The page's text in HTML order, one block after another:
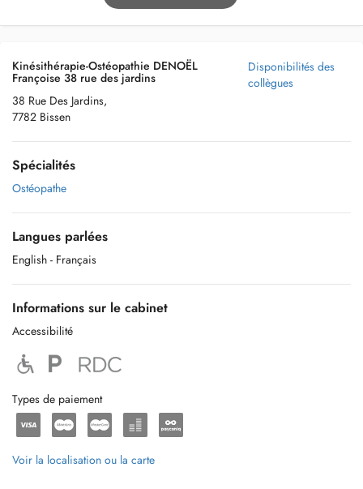
Kinésithérapie-Ostéopathie DENOËL
Françoise 38 rue des jardins
38 Rue Des Jardins,
7782 Bissen
Disponibilités des
collègues
Spécialités
Ostéopathe
Langues parlées
English - Français
Informations sur le cabinet
Accessibilité
Types de paiement
Voir la localisation ou la carte